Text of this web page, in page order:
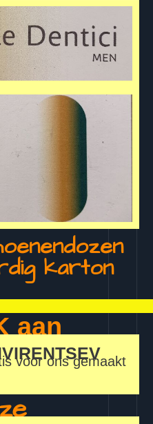
karton
aan
voor ons gemaakt